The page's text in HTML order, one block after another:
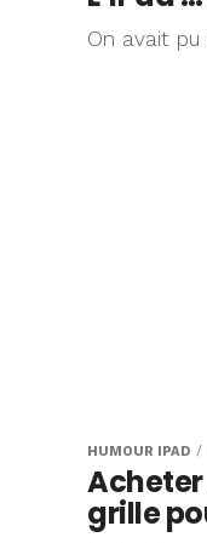
On avait
HUMOUR IPAD
Acheter
grille